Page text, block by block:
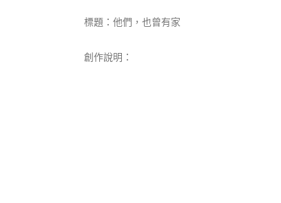
標題：他們，也曾有家
創作說明：